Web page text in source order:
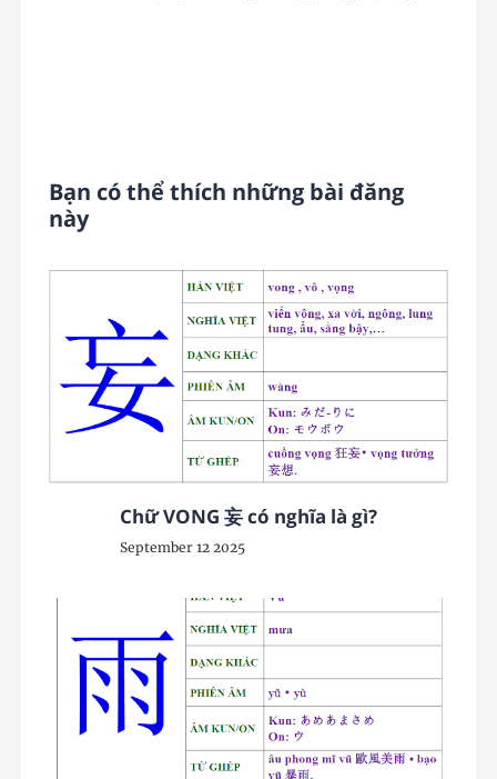
Bạn có thể thích những bài đăng
này
Chữ VONG 妄 có nghĩa là gì?
September 12 2025